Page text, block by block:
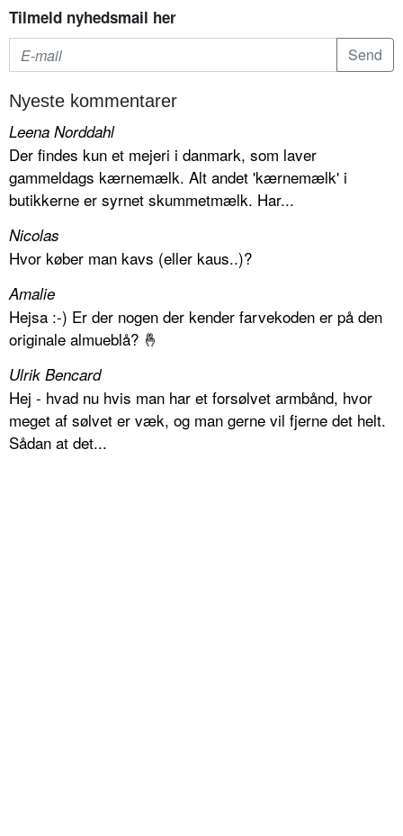
Tilmeld nyhedsmail her
Nyeste kommentarer
Leena Norddahl
Der findes kun et mejeri i danmark, som laver
gammeldags kærnemælk. Alt andet 'kærnemælk' i
butikkerne er syrnet skummetmælk. Har...
Nicolas
Hvor køber man kavs (eller kaus..)?
Amalie
Hejsa :-) Er der nogen der kender farvekoden er på den
originale almueblå? 🤞
Ulrik Bencard
Hej - hvad nu hvis man har et forsølvet armbånd, hvor
meget af sølvet er væk, og man gerne vil fjerne det helt.
Sådan at det...